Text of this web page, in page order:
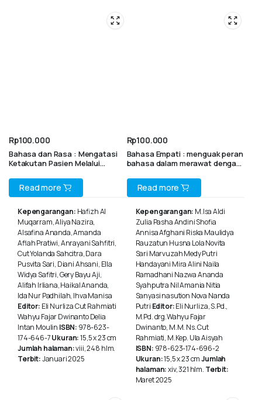
Rp100.000
Bahasa dan Rasa : Mengatasi
Ketakutan Pasien Melalui
(Bunga Rampai)
Read more
Kepengarangan: Hafizh Al
Muqarram, Aliya Nazira,
Alsafina Ananda, Amanda
Aflah Pratiwi, Anrayani Sahfitri,
Cut Yolanda Sahcitra, Dara
Pusvita Sari, Diani Ahsani, Ella
Widya Safitri, Gery Bayu Aji,
Alifah Irliana, Haikal Ananda,
Ida Nur Padhilah, Ihva Manisa
Editor: Eli Nurliza Cut Rahmiati
Wahyu Fajar Dwinanto Delia
Intan Moulin ISBN: 978-623-
174-646-7Ukuran:15,5 x 23 cm
Jumlah halaman:viii, 248 hlm.
Terbit:Januari 2025
Rp100.000
Bahasa Empati : menguak peran
bahasa dalam merawat dengan
Read more
Kepengarangan: M.Isa Aldi
Zulia Pasha Andini Shofia
Annisa Afghani Riska Maulidya
Rauzatun Husna Lola Novita
Sari Marvuzah Medy Putri
Handayani Mira Alini Naila
Ramadhani Nazwa Ananda
Syahputra Nil Amania Nitia
Sanyasi nasution Nova Nanda
Putri Editor:Eli Nurliza, S.Pd.,
M.Pd. drg.Wahyu Fajar
Dwinanto, M.M. Ns. Cut
Rahmiati, M.Kep. Ula Aisyah
ISBN: 978-623-174-696-2
Ukuran:15,5 x 23 cmJumlah
halaman:xiv, 321 hlm. Terbit:
Maret 2025